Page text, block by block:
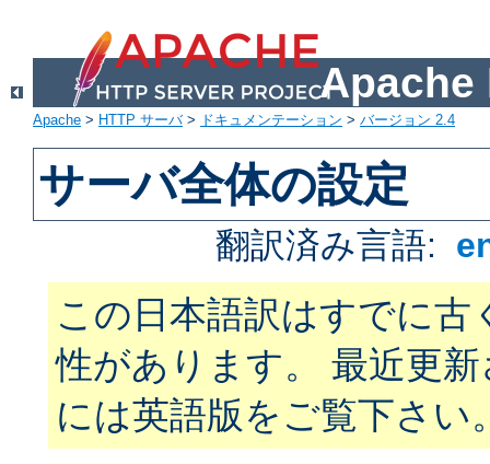
Apache
Apache > HTTP サーバ> ドキュメンテーション > バージョン 2.4
サーバ全体の設定
翻訳済み言語:
この日本語訳はすでに古
性があります。 最近更
には英語版をご覧下さい